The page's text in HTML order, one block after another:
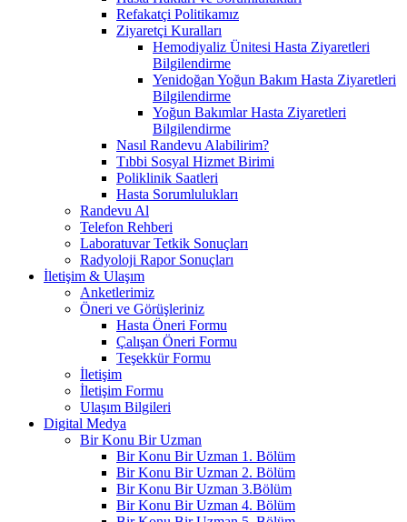
Refakatçi Politikamız
Ziyaretçi Kuralları
Hemodiyaliz Ünitesi Hasta Ziyaretleri
Bilgilendirme
Yenidoğan Yoğun Bakım Hasta Ziyaretleri
Bilgilendirme
Yoğun Bakımlar Hasta Ziyaretleri
Bilgilendirme
Nasıl Randevu Alabilirim?
Tıbbi Sosyal Hizmet Birimi
Poliklinik Saatleri
Hasta Sorumlulukları
Randevu Al
Telefon Rehberi
Laboratuvar Tetkik Sonuçları
Radyoloji Rapor Sonuçları
İletişim & Ulaşım
Anketlerimiz
Öneri ve Görüşleriniz
Hasta Öneri Formu
Çalışan Öneri Formu
Teşekkür Formu
İletişim
İletişim Formu
Ulaşım Bilgileri
Digital Medya
Bir Konu Bir Uzman
Bir Konu Bir Uzman 1. Bölüm
Bir Konu Bir Uzman 2. Bölüm
Bir Konu Bir Uzman 3.Bölüm
Bir Konu Bir Uzman 4. Bölüm